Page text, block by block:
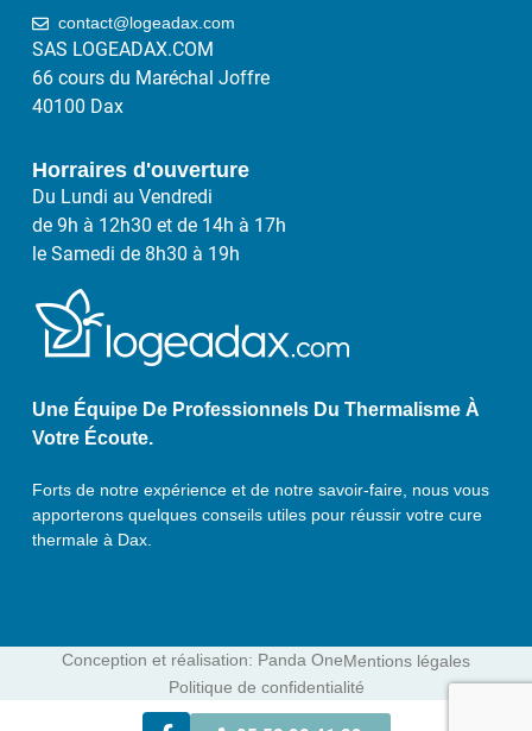
Une Équipe De Professionnels Du Thermalisme À
Votre Écoute.
Forts de notre expérience et de notre savoir-faire, nous vous
apporterons quelques conseils utiles pour réussir votre cure
thermale à Dax.
contact@logeadax.com
SAS LOGEADAX.COM
66 cours du Maréchal Joffre
40100 Dax
Horraires d'ouverture
Du Lundi au Vendredi
de 9h à 12h30 et de 14h à 17h
le Samedi de 8h30 à 19h
Conception et réalisation: Panda OneMentions légales
Politique de confidentialité